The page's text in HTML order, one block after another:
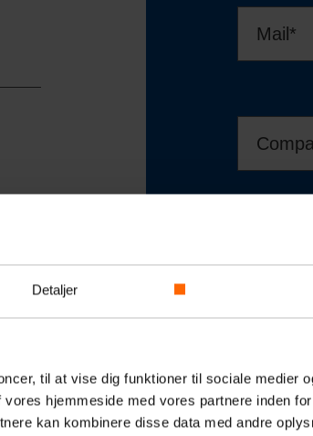
Detaljer
til at vise dig funktioner til sociale medier
hjemmeside med vores partnere inden
kan kombinere disse data med andre
CAPTCHA